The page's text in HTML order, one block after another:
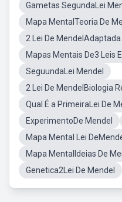
Gametas SegundaLei
Mapa MentalTeoria De
2 Lei De MendelAdaptada
Mapas Mentais De3 Leis
SeguundaLei Mendel
2 Lei De MendelBiologia
Qual É a PrimeiraLei De
ExperimentoDe Mendel
Mapa Mental Lei
Mapa MentalIdeias De
Genetica2Lei De Mendel